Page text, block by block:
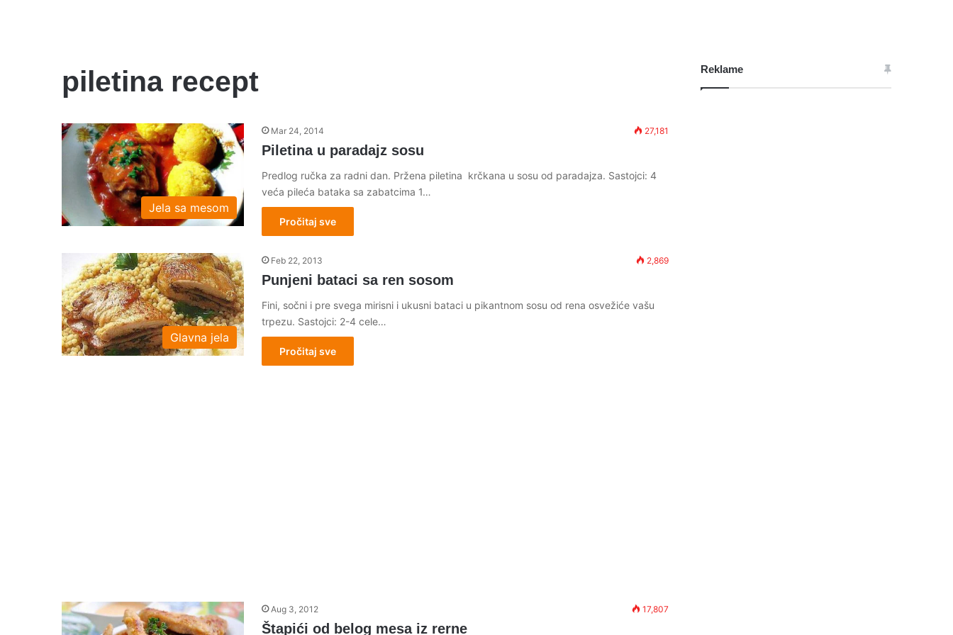
piletina recept
Jela sa mesom
Mar 24, 2014 27,181
Piletina u paradajz sosu
Predlog ručka za radni dan. Pržena piletina krčkana u sosu od paradajza. Sastojci: 4
veća pileća bataka sa zabatcima 1…
Pročitaj sve
Glavna jela
Feb 22, 2013 2,869
Punjeni bataci sa ren sosom
Fini, sočni i pre svega mirisni i ukusni bataci u pikantnom sosu od rena osvežiće vašu
trpezu. Sastojci: 2-4 cele…
Pročitaj sve
Aug 3, 2012 17,807
Štapići od belog mesa iz rerne
Reklame